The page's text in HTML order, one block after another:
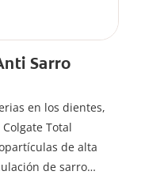
Sarro
en los dientes,
Total
de alta
de sarro